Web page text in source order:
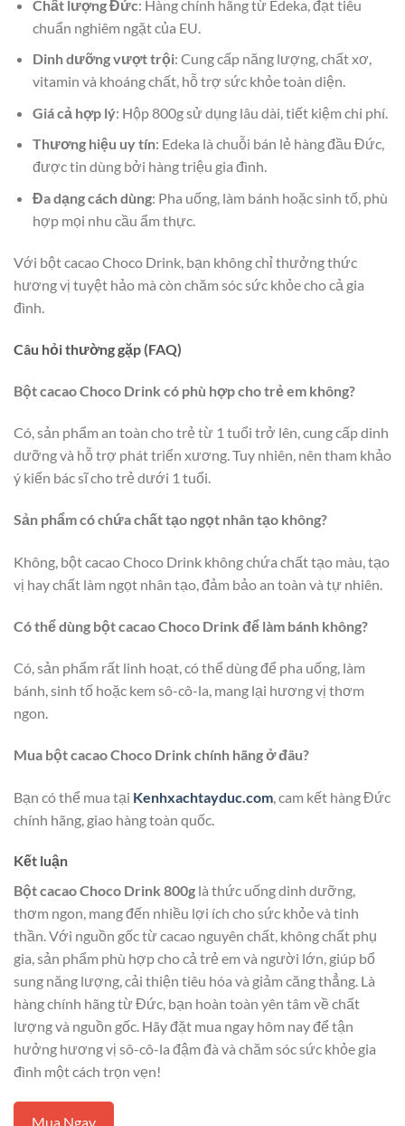
Chất lượng Đức: Hàng chính hãng từ Edeka, đạt tiêu
chuẩn nghiêm ngặt của EU.
Dinh dưỡng vượt trội: Cung cấp năng lượng, chất xơ,
vitamin và khoáng chất, hỗ trợ sức khỏe toàn diện.
Giá cả hợp lý: Hộp 800g sử dụng lâu dài, tiết kiệm chi phí.
Thương hiệu uy tín: Edeka là chuỗi bán lẻ hàng đầu Đức,
được tin dùng bởi hàng triệu gia đình.
Đa dạng cách dùng: Pha uống, làm bánh hoặc sinh tố, phù
hợp mọi nhu cầu ẩm thực.
Với bột cacao Choco Drink, bạn không chỉ thưởng thức
hương vị tuyệt hảo mà còn chăm sóc sức khỏe cho cả gia
đình.
Câu hỏi thường gặp (FAQ)
Bột cacao Choco Drink có phù hợp cho trẻ em không?
Có, sản phẩm an toàn cho trẻ từ 1 tuổi trở lên, cung cấp dinh
dưỡng và hỗ trợ phát triển xương. Tuy nhiên, nên tham khảo
ý kiến bác sĩ cho trẻ dưới 1 tuổi.
Sản phẩm có chứa chất tạo ngọt nhân tạo không?
Không, bột cacao Choco Drink không chứa chất tạo màu, tạo
vị hay chất làm ngọt nhân tạo, đảm bảo an toàn và tự nhiên.
Có thể dùng bột cacao Choco Drink để làm bánh không?
Có, sản phẩm rất linh hoạt, có thể dùng để pha uống, làm
bánh, sinh tố hoặc kem sô-cô-la, mang lại hương vị thơm
ngon.
Mua bột cacao Choco Drink chính hãng ở đâu?
Bạn có thể mua tại Kenhxachtayduc.com , cam kết hàng Đức
chính hãng, giao hàng toàn quốc.
Kết luận
Bột cacao Choco Drink 800g là thức uống dinh dưỡng,
thơm ngon, mang đến nhiều lợi ích cho sức khỏe và tinh
thần. Với nguồn gốc từ cacao nguyên chất, không chất phụ
gia, sản phẩm phù hợp cho cả trẻ em và người lớn, giúp bổ
sung năng lượng, cải thiện tiêu hóa và giảm căng thẳng. Là
hàng chính hãng từ Đức, bạn hoàn toàn yên tâm về chất
lượng và nguồn gốc. Hãy đặt mua ngay hôm nay để tận
hưởng hương vị sô-cô-la đậm đà và chăm sóc sức khỏe gia
đình một cách trọn vẹn!
Mua Ngay